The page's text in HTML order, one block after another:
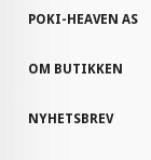
POKI-HEAVEN AS
OM BUTIKKEN
NYHETSBREV